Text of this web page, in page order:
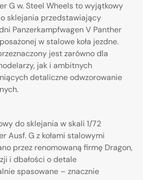
G w. Steel Wheels to wyjątkowy
sklejania przedstawiający
Panzerkampfwagen V Panther
w stalowe koła jezdne.
jest zarówno dla
jak i ambitnych
detaliczne odwzorowanie
do sklejania w skali 1/72
Ausf. G z kołami stalowymi
przez renomowaną firmę Dragon,
i dbałości o detale
spasowane – znacznie